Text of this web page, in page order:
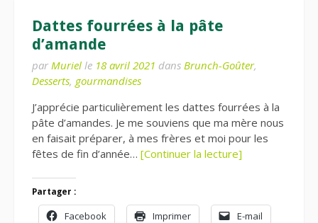
Dattes fourrées à la pâte
d’amande
par Muriel le 18 avril 2021 dans Brunch-Goûter,
Desserts, gourmandises
J’apprécie particulièrement les dattes fourrées à la
pâte d’amandes. Je me souviens que ma mère nous
en faisait préparer, à mes frères et moi pour les
fêtes de fin d’année… [Continuer la lecture]
Partager :
Facebook Imprimer E-mail